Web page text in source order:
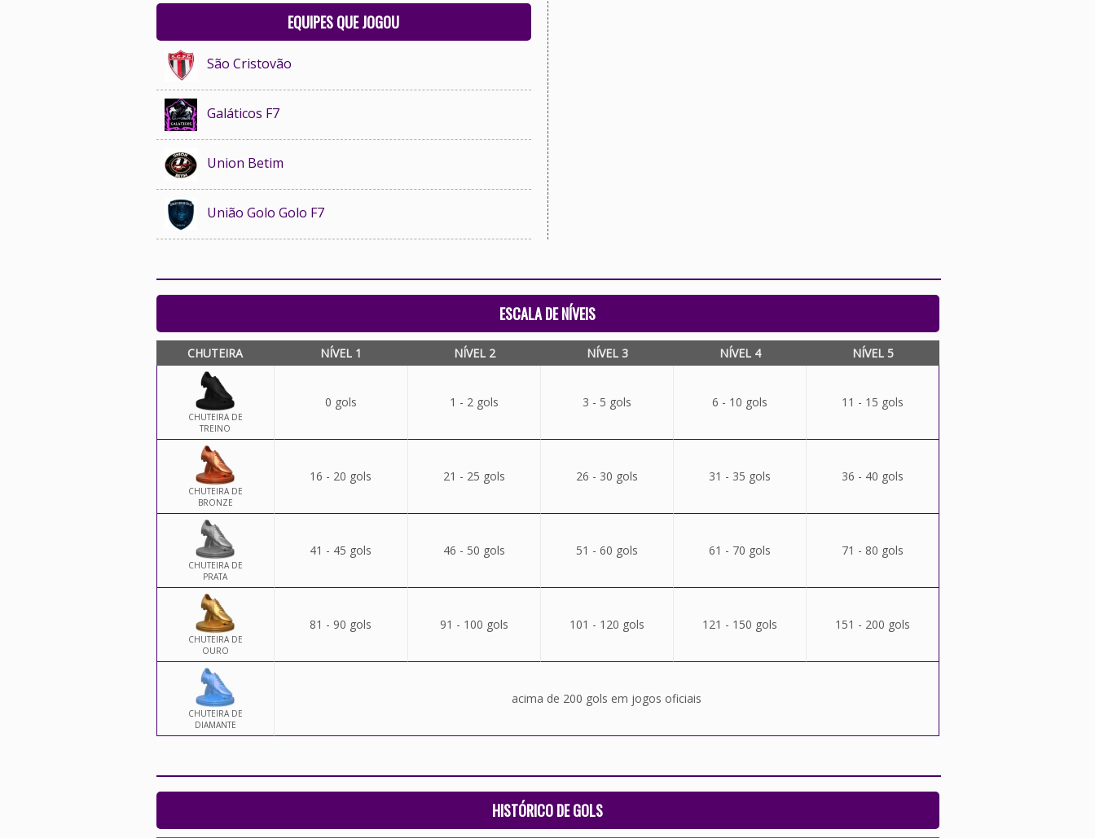
EQUIPES QUE JOGOU
São Cristovão
Galáticos F7
Union Betim
União Golo Golo F7
ESCALA DE NÍVEIS
CHUTEIRA NÍVEL 1 NÍVEL 2 NÍVEL 3 NÍVEL 4 NÍVEL 5
CHUTEIRA DE
TREINO
0 gols 1 - 2 gols 3 - 5 gols 6 - 10 gols 11 - 15 gols
CHUTEIRA DE
BRONZE
16 - 20 gols 21 - 25 gols 26 - 30 gols 31 - 35 gols 36 - 40 gols
CHUTEIRA DE
PRATA
41 - 45 gols 46 - 50 gols 51 - 60 gols 61 - 70 gols 71 - 80 gols
CHUTEIRA DE
OURO
81 - 90 gols 91 - 100 gols 101 - 120 gols 121 - 150 gols 151 - 200 gols
CHUTEIRA DE
DIAMANTE
acima de 200 gols em jogos oficiais
HISTÓRICO DE GOLS